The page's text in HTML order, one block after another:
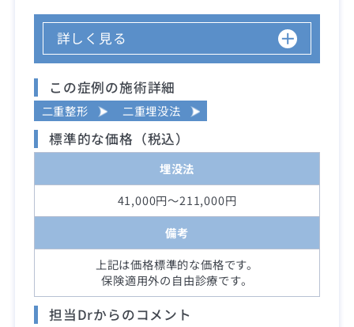
詳しく見る
この症例の施術詳細
二重整形 二重埋没法
標準的な価格（税込）
埋没法
41,000円～211,000円
備考
上記は価格標準的な価格です。
保険適用外の自由診療です。
担当Drからのコメント